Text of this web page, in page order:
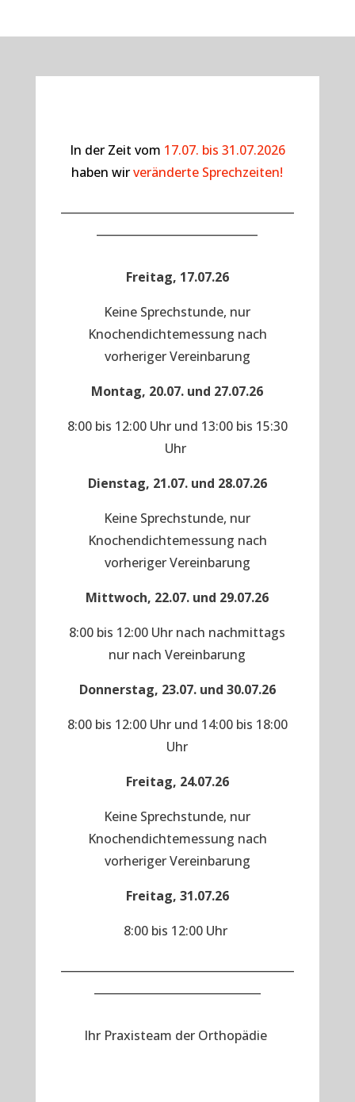
In der Zeit vom 17.07. bis 31.07.2026
haben wirveränderte Sprechzeiten!
Freitag, 17.07.26
Keine Sprechstunde, nur
Knochendichtemessung nach
vorheriger Vereinbarung
Montag, 20.07. und 27.07.26
8:00 bis 12:00 Uhr und 13:00 bis 15:30
Uhr
Dienstag, 21.07. und 28.07.26
Keine Sprechstunde, nur
Knochendichtemessung nach
vorheriger Vereinbarung
Mittwoch, 22.07. und 29.07.26
8:00 bis 12:00 Uhr nach nachmittags
nur nach Vereinbarung
Donnerstag, 23.07. und 30.07.26
8:00 bis 12:00 Uhr und 14:00 bis 18:00
Uhr
Freitag, 24.07.26
Keine Sprechstunde, nur
Knochendichtemessung nach
vorheriger Vereinbarung
Freitag, 31.07.26
8:00 bis 12:00 Uhr
Ihr Praxisteam der Orthopädie